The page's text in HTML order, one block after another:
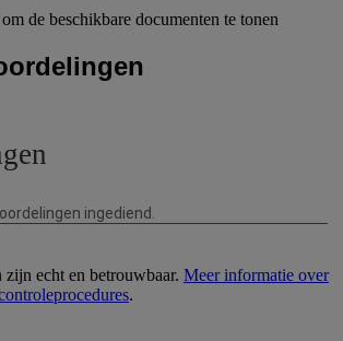
de beschikbare documenten te tonen
echt en betrouwbaar. Meer informatie over
.